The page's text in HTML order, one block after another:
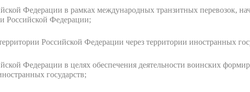
Федерации в рамках международных транзитных перевозок,
Российской Федерации;
Российской Федерации через территории иностранных
Федерации в целях обеспечения деятельности воинских
государств;